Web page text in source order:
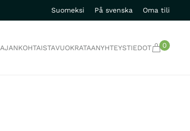
Suomeksi På svenska Oma tili
AJANKOHTAISTAVUOKRATAANYHTEYSTIEDOT 0